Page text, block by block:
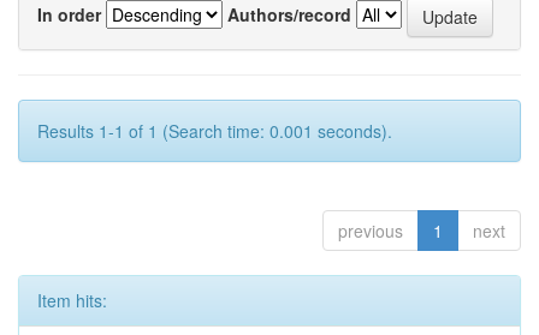
In order
Authors/record
Results 1-1 of 1 (Search time: 0.001 seconds).
previous 1 next
Item hits: